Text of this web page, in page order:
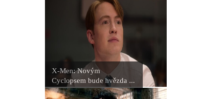
X-Men: Novým
Cyclopsem bude hvězda ...